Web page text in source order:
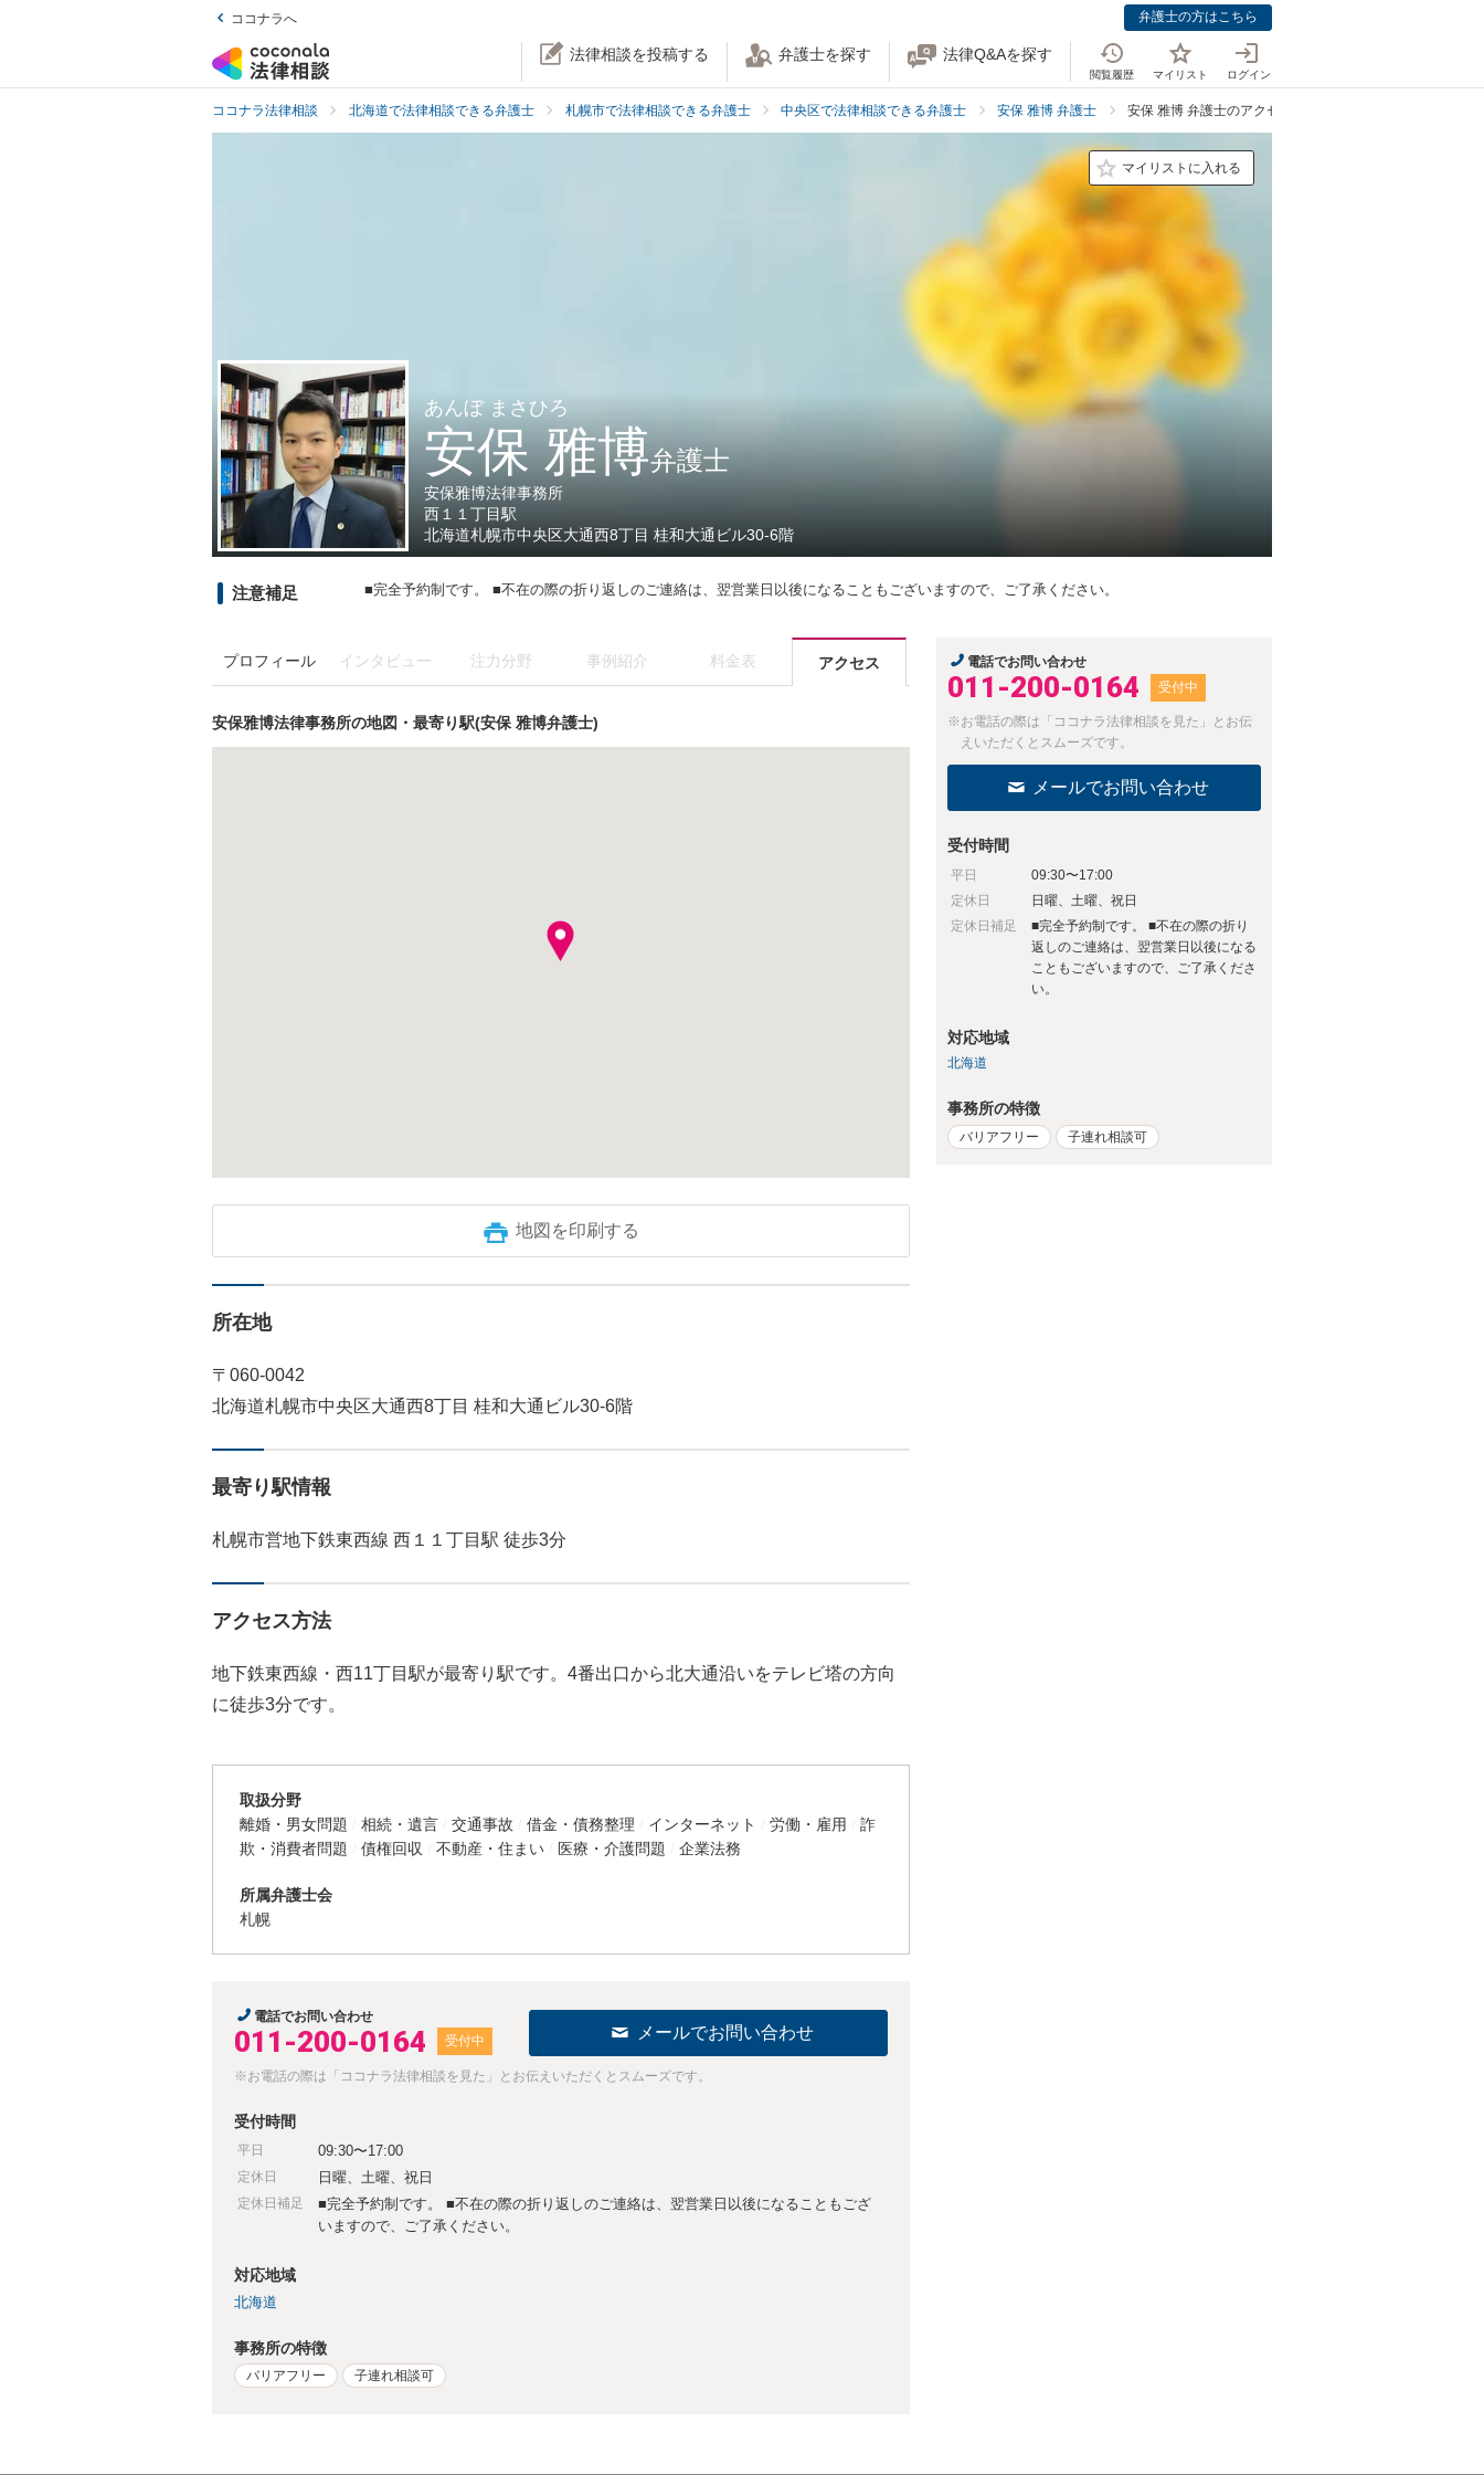
ココナラへ 弁護士の方はこちら
法律相談を投稿する 弁護士を探す 法律Q&Aを探す
閲覧履歴 マイリスト ログイン
ココナラ法律相談 北海道で法律相談できる弁護士 札幌市で法律相談できる弁護士 中央区で法律相談できる弁護士 安保 雅博 弁護士 安保 雅博 弁護士のアクセス
マイリストに入れる
あんぼ まさひろ
安保 雅博弁護士
安保雅博法律事務所
西１１丁目駅
北海道札幌市中央区大通西8丁目 桂和大通ビル30-6階
注意補足 ■完全予約制です。 ■不在の際の折り返しのご連絡は、翌営業日以後になることもございますので、ご了承ください。
プロフィール インタビュー 注力分野 事例紹介 料金表 アクセス
安保雅博法律事務所の地図・最寄り駅(安保 雅博弁護士)
地図を印刷する
所在地
〒060-0042
北海道札幌市中央区大通西8丁目 桂和大通ビル30-6階
最寄り駅情報
札幌市営地下鉄東西線 西１１丁目駅 徒歩3分
アクセス方法
地下鉄東西線・西11丁目駅が最寄り駅です。4番出口から北大通沿いをテレビ塔の方向
に徒歩3分です。
取扱分野
離婚・男女問題
相続・遺言 交通事故 借金・債務整理 インターネット 労働・雇用
詐
欺・消費者問題
債権回収 不動産・住まい 医療・介護問題 企業法務
所属弁護士会
札幌
電話でお問い合わせ
011-200-0164 受付中 メールでお問い合わせ
※お電話の際は「ココナラ法律相談を見た」とお伝えいただくとスムーズです。
受付時間
平日 09:30〜17:00
定休日 日曜、土曜、祝日
定休日補足
■完全予約制です。 ■不在の際の折り返しのご連絡は、翌営業日以後になることもござ
いますので、ご了承ください。
対応地域
北海道
事務所の特徴
バリアフリー 子連れ相談可
電話でお問い合わせ
011-200-0164 受付中
※お電話の際は「ココナラ法律相談を見た」とお伝
えいただくとスムーズです。
メールでお問い合わせ
受付時間
平日
09:30〜17:00
定休日
日曜、土曜、祝日
定休日補足
■完全予約制です。 ■不在の際の折り
返しのご連絡は、翌営業日以後になる
こともございますので、ご了承くださ
い。
対応地域
北海道
事務所の特徴
バリアフリー 子連れ相談可